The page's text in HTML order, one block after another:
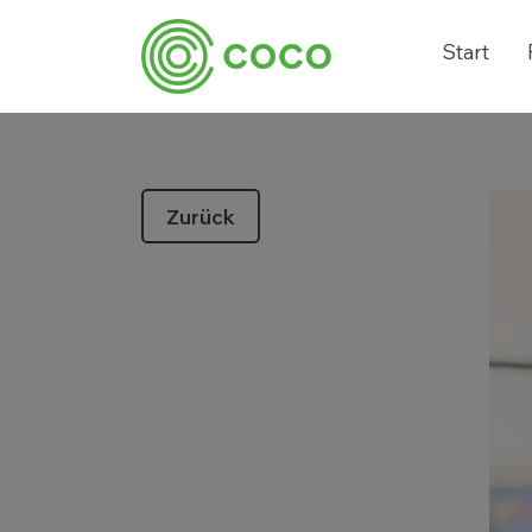
Start
Zurück